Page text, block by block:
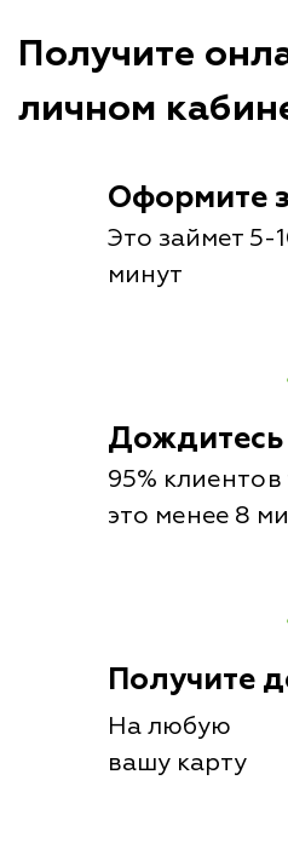
Получите
личном
Оформите
Это займет 5-
минут
Дождитесь
95% клиентов
это менее 8
Получите
На любую
вашу карту